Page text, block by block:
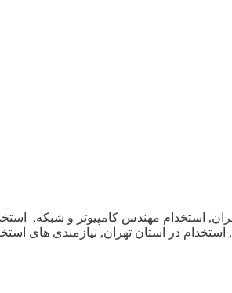
استخدام مهندس کامپیوتر و شبکه,
در استان تهران, نیازمندی های